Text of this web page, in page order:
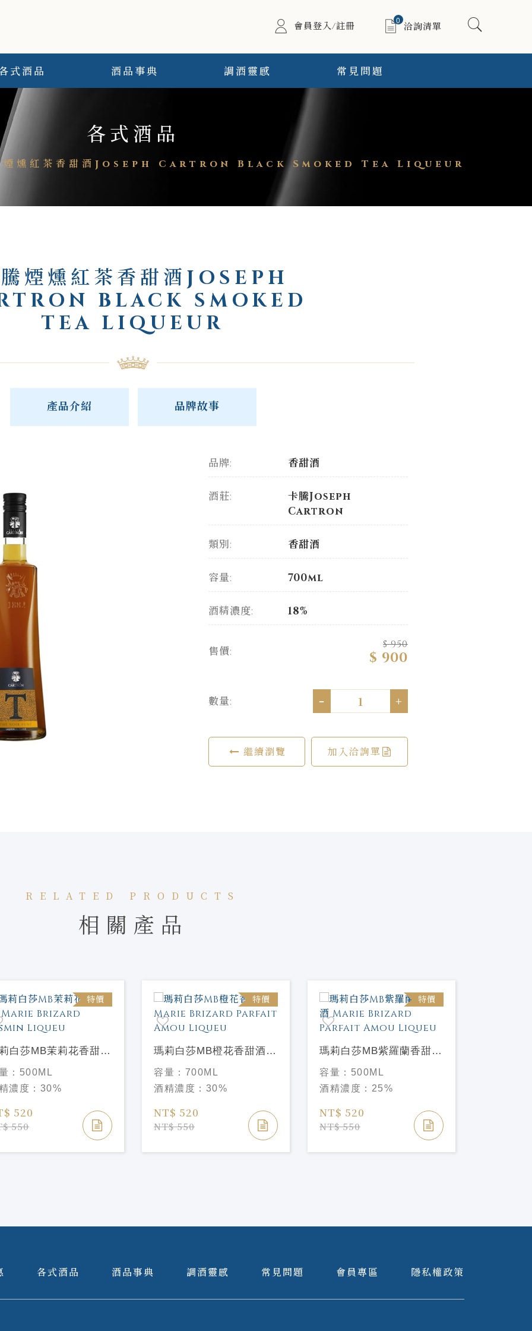
會員登入/註冊 0
洽詢清單
式酒品 酒品事典 調酒靈感 常見問題
各式酒品
煙燻紅茶香甜酒Joseph Cartron Black Smoked Tea Liqueur
煙燻紅茶香甜酒JOSEPH
BLACK SMOKED
TEA LIQUEUR
產品介紹 品牌故事
品牌: 香甜酒
酒莊:
卡騰Joseph
Cartron
類別: 香甜酒
容量: 700ml
酒精濃度: 18%
售價:
$ 950
$ 900
數量: - +
繼續瀏覽 加入洽詢單
RELATED PRODUCTS
相關產品
特價
白莎MB茉莉花香甜酒
Brizard Jasmin
： 500ML
濃度： 30%
520
550
特價
瑪莉白莎MB橙花香甜酒
Marie Brizard Parfait
Amou Liqueu
容量： 700ML
酒精濃度： 30%
NT$ 520
NT$ 550
特價
瑪莉白莎MB紫羅蘭香甜酒
Marie Brizard Parfait
Amou Liqueu
容量： 500ML
酒精濃度： 25%
NT$ 520
NT$ 550
各式酒品 酒品事典 調酒靈感 常見問題 會員專區 隱私權政策